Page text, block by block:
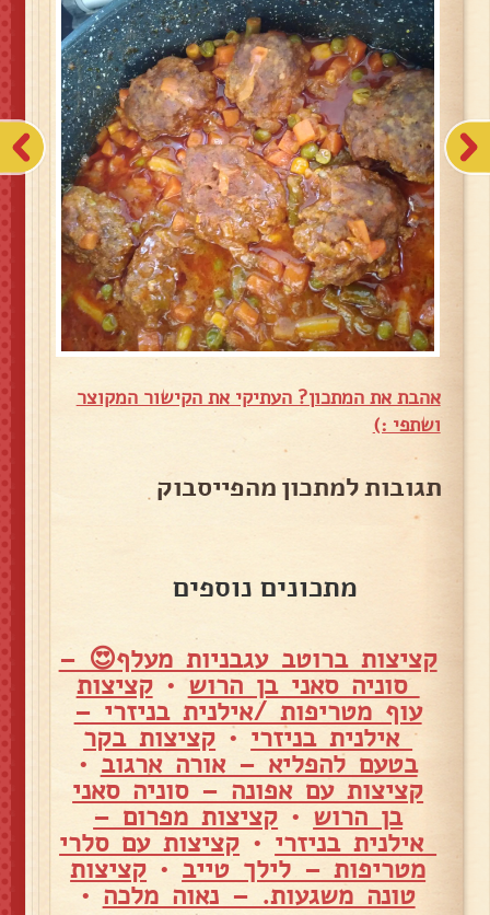
אהבת את המתכון? העתיקי את הקישור המקוצר
ושתפי :)
תגובות למתכון מהפייסבוק
מתכונים נוספים
קציצות ברוטב עגבניות מעלף😍 –
סוניה סאני בן הרוש•קציצות
עוף מטריפות /אילנית בניזרי –
אילנית בניזרי • קציצות בקר
בטעם להפליא – אורה ארגוב •
קציצות עם אפונה – סוניה סאני
בן הרוש • קציצות מפרום –
אילנית בניזרי • קציצות עם סלרי
מטריפות – לילך טייב • קציצות
טונה משגעות. – נאוה מלכה •